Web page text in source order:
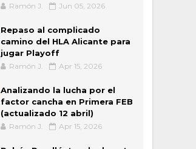
Ramón J. Jun 05, 2026
Repaso al complicado
camino del HLA Alicante para
jugar Playoff
Ramón J. Apr 15, 2026
Analizando la lucha por el
factor cancha en Primera FEB
(actualizado 12 abril)
Ramón J. Apr 15, 2026